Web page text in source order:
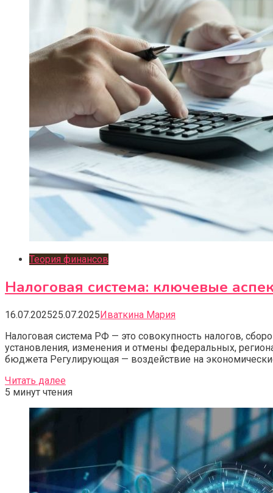
Теория финансов
Налоговая система: ключевые
16.07.202525.07.2025 Иваткина Мария
Налоговая система РФ — это совокупность налогов,
установления, изменения и отмены федеральных,
бюджета Регулирующая — воздействие на
Читать далее
5 минут чтения